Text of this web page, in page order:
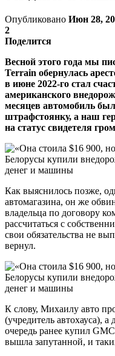
Опубликовано Июн 28,
2
Поделится
Весной этого года мы
Terrain обернулась
в июне 2022-го стал
американского
месяцев автомобиль
штрафстоянку, а наш
на статус свидетеля
Как выяснилось позже,
автомагазина, он же
владельца по договору
рассчитаться с
свои обязательства не
вернул.
К слову, Михаилу авто
(учредитель автохауса),
очередь ранее купил
вышла запутанной, и